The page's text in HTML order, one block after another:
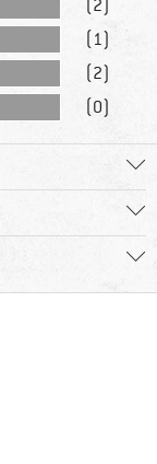
(2)
(1)
(2)
(0)